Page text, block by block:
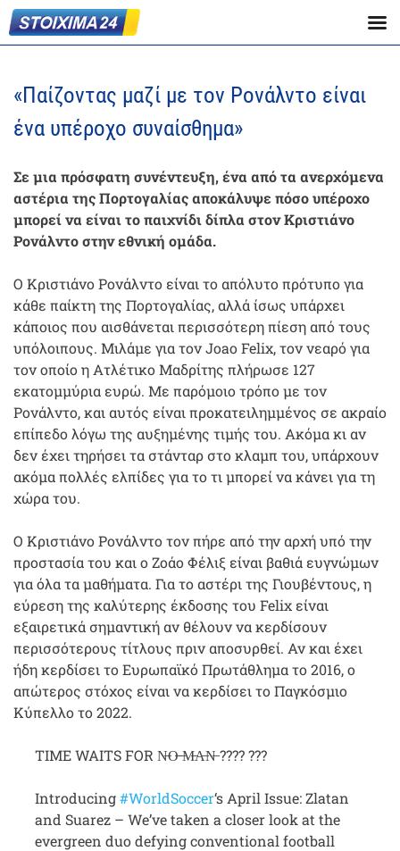
«Παίζοντας μαζί με τον Ρονάλντο είναι
ένα υπέροχο συναίσθημα»
Σε μια πρόσφατη συνέντευξη, ένα από τα ανερχόμενα
αστέρια της Πορτογαλίας αποκάλυψε πόσο υπέροχο
μπορεί να είναι το παιχνίδι δίπλα στον Κριστιάνο
Ρονάλντο στην εθνική ομάδα.
Ο Κριστιάνο Ρονάλντο είναι το απόλυτο πρότυπο για
κάθε παίκτη της Πορτογαλίας, αλλά ίσως υπάρχει
κάποιος που αισθάνεται περισσότερη πίεση από τους
υπόλοιπους. Μιλάμε για τον Joao Felix, τον νεαρό για
τον οποίο η Ατλέτικο Μαδρίτης πλήρωσε 127
εκατομμύρια ευρώ. Με παρόμοιο τρόπο με τον
Ρονάλντο, και αυτός είναι προκατειλημμένος σε ακραίο
επίπεδο λόγω της αυξημένης τιμής του. Ακόμα κι αν
δεν έχει τηρήσει τα στάνταρ στο κλαμπ του, υπάρχουν
ακόμα πολλές ελπίδες για το τι μπορεί να κάνει για τη
χώρα του.
Ο Κριστιάνο Ρονάλντο τον πήρε από την αρχή υπό την
προστασία του και ο Ζοάο Φέλιξ είναι βαθιά ευγνώμων
για όλα τα μαθήματα. Για το αστέρι της Γιουβέντους, η
εύρεση της καλύτερης έκδοσης του Felix είναι
εξαιρετικά σημαντική αν θέλουν να κερδίσουν
περισσότερους τίτλους πριν αποσυρθεί. Αν και έχει
ήδη κερδίσει το Ευρωπαϊκό Πρωτάθλημα το 2016, ο
απώτερος στόχος είναι να κερδίσει το Παγκόσμιο
Κύπελλο το 2022.
TIME WAITS FOR N̶O̶ ̶M̶A̶N̶ ???? ???
Introducing#WorldSoccer‘s April Issue: Zlatan
and Suarez – We’ve taken a closer look at the
evergreen duo defying conventional football